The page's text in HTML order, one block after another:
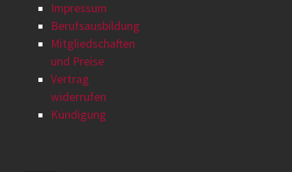
Impressum
Berufsausbildung
Mitgliedschaften
und Preise
Vertrag
widerrufen
Kündigung